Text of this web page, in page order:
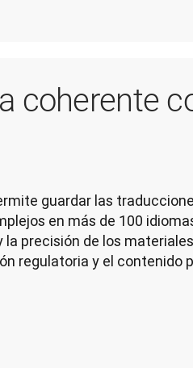
coherente
guardar las
en más de 100
precisión de los
regulatoria y el contenido